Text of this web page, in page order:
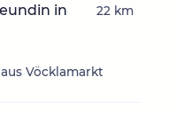
in
Vöcklamarkt
22 km